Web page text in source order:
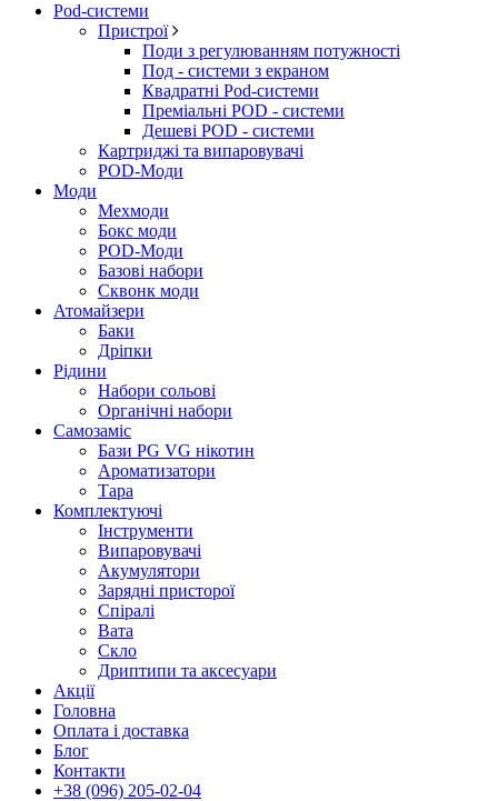
Pod-системи
Пристрої
Поди з регулюванням потужності
Под - системи з екраном
Квадратні Pod-системи
Преміальні POD - системи
Дешеві POD - системи
Картриджі та випаровувачі
POD-Моди
Моди
Мехмоди
Бокс моди
POD-Моди
Базові набори
Сквонк моди
Атомайзери
Баки
Дріпки
Рідини
Набори сольові
Органічні набори
Самозаміс
Бази PG VG нікотин
Ароматизатори
Тара
Комплектуючі
Інструменти
Випаровувачі
Акумулятори
Зарядні присторої
Спіралі
Вата
Скло
Дриптипи та аксесуари
Акції
Головна
Оплата і доставка
Блог
Контакти
+38 (096) 205-02-04